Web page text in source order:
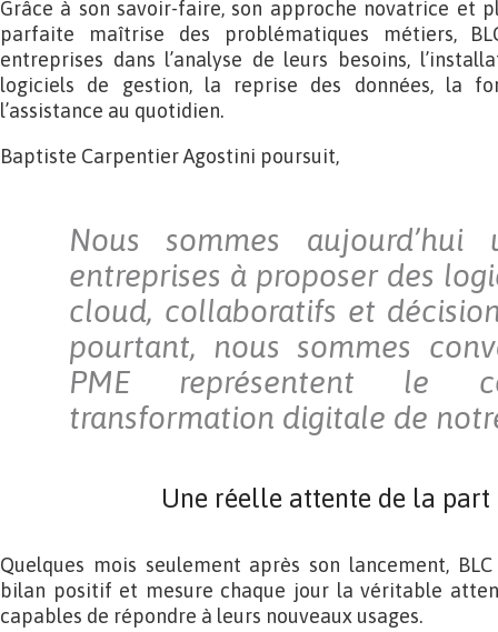
Grâce à son savoir-faire, son approche novatrice et
parfaite maîtrise des problématiques métiers,
entreprises dans l’analyse de leurs besoins,
logiciels de gestion, la reprise des données, la
l’assistance au quotidien.
Baptiste Carpentier Agostini poursuit,
Nous sommes
entreprises à proposer des
cloud, collaboratifs et
pourtant, nous sommes
PME représentent
transformation digitale de
Une réelle attente de la part
Quelques mois seulement après son lancement,
bilan positif et mesure chaque jour la véritable
capables de répondre à leurs nouveaux usages.